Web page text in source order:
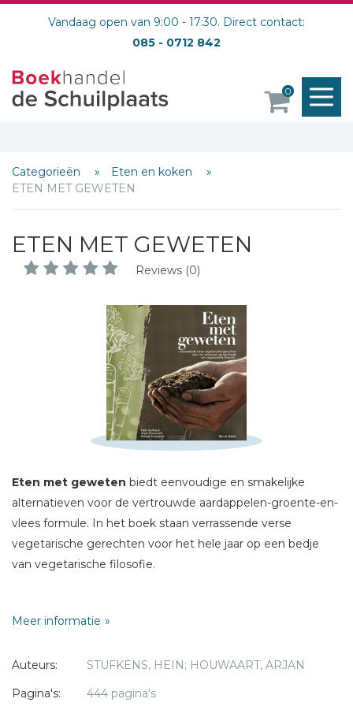
Vandaag open van 9:00 - 17:30. Direct contact:
085 - 0712 842
0
Categorieën
Eten en koken
ETEN MET GEWETEN
ETEN MET GEWETEN
Reviews (0)
Eten met geweten biedt eenvoudige en smakelijke
alternatieven voor de vertrouwde aardappelen-groente-en-
vlees formule. In het boek staan verrassende verse
vegetarische gerechten voor het hele jaar op een bedje
van vegetarische filosofie.
milieuvriendelijk eten. Dit boek laat op speelse wijze zien
godsdiensten worstelt met het conflict tussen enerzijds
het geweten dat om mededogen met de dieren vraagt en
Meer informatie
Auteurs:
STUFKENS, HEIN; HOUWAART, ARJAN
Pagina's:
444 pagina's
Schrijf hieronder je review!
E-mail *
Titel *
* = verplicht